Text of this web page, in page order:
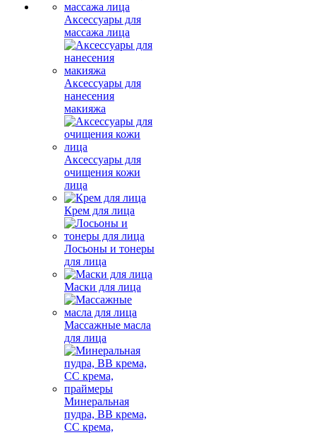
Аксессуары для
массажа лица
Аксессуары для
нанесения
макияжа
Аксессуары для
очищения кожи
лица
Крем для лица
Лосьоны и тонеры
для лица
Маски для лица
Массажные масла
для лица
Минеральная
пудра, BB крема,
СС крема,